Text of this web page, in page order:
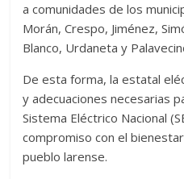
a comunidades de los
Morán, Crespo, Jiménez,
Blanco, Urdaneta y
De esta forma, la estatal
y adecuaciones necesarias
Sistema Eléctrico Nacional
compromiso con el
pueblo larense.